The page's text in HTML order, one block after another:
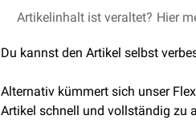
1,4-1,5
z.B.
addiert werden.
7.000 kJ * 1,8 = 12.600 kJ
Deutsche Gesellschaft für
Artikelinhalt ist veraltet? Hier
Du kannst den Artikel selbst
Alternativ kümmert sich unser
Artikel schnell und vollständig zu